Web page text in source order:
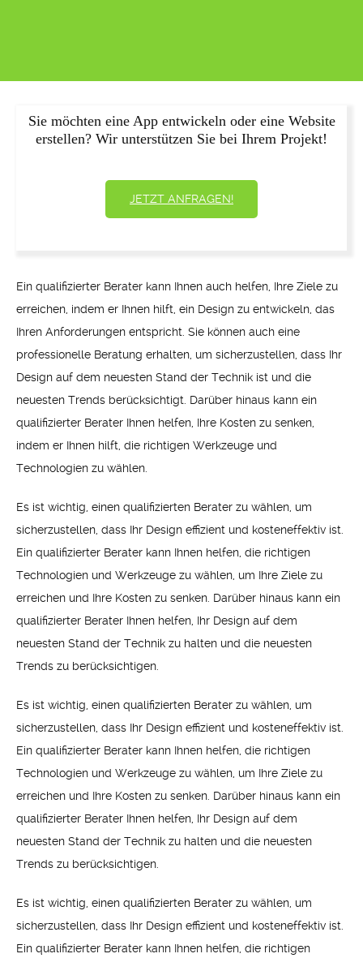
Sie möchten eine App entwickeln oder eine Website
erstellen? Wir unterstützen Sie bei Ihrem Projekt!
JETZT ANFRAGEN!
Ein qualifizierter Berater kann Ihnen auch helfen, Ihre Ziele zu
erreichen, indem er Ihnen hilft, ein Design zu entwickeln, das
Ihren Anforderungen entspricht. Sie können auch eine
professionelle Beratung erhalten, um sicherzustellen, dass Ihr
Design auf dem neuesten Stand der Technik ist und die
neuesten Trends berücksichtigt. Darüber hinaus kann ein
qualifizierter Berater Ihnen helfen, Ihre Kosten zu senken,
indem er Ihnen hilft, die richtigen Werkzeuge und
Technologien zu wählen.
Es ist wichtig, einen qualifizierten Berater zu wählen, um
sicherzustellen, dass Ihr Design effizient und kosteneffektiv ist.
Ein qualifizierter Berater kann Ihnen helfen, die richtigen
Technologien und Werkzeuge zu wählen, um Ihre Ziele zu
erreichen und Ihre Kosten zu senken. Darüber hinaus kann ein
qualifizierter Berater Ihnen helfen, Ihr Design auf dem
neuesten Stand der Technik zu halten und die neuesten
Trends zu berücksichtigen.
Es ist wichtig, einen qualifizierten Berater zu wählen, um
sicherzustellen, dass Ihr Design effizient und kosteneffektiv ist.
Ein qualifizierter Berater kann Ihnen helfen, die richtigen
Technologien und Werkzeuge zu wählen, um Ihre Ziele zu
erreichen und Ihre Kosten zu senken. Darüber hinaus kann ein
qualifizierter Berater Ihnen helfen, Ihr Design auf dem
neuesten Stand der Technik zu halten und die neuesten
Trends zu berücksichtigen.
Es ist wichtig, einen qualifizierten Berater zu wählen, um
sicherzustellen, dass Ihr Design effizient und kosteneffektiv ist.
Ein qualifizierter Berater kann Ihnen helfen, die richtigen